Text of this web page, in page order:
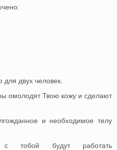
двух человек.
омолодят Твою кожу и сделают
и необходимое телу
тобой будут работать